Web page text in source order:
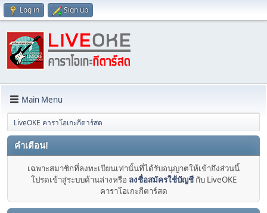
Log in Sign up
Main Menu
LiveOKE คาราโอเกะกีตาร์สด
คำเตือน!
เฉพาะสมาชิกที่ลงทะเบียนเท่านั้นที่ได้รับอนุญาตให้เข้าถึงส่วนนี้
โปรดเข้าสู่ระบบด้านล่างหรือ ลงชื่อสมัครใช้บัญชีกับ LiveOKE
คาราโอเกะกีตาร์สด